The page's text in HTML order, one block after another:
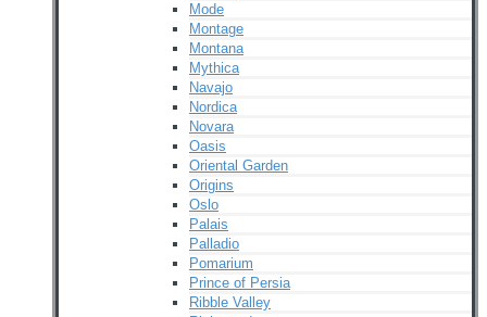
Mode
Montage
Montana
Mythica
Navajo
Nordica
Novara
Oasis
Oriental Garden
Origins
Oslo
Palais
Palladio
Pomarium
Prince of Persia
Ribble Valley